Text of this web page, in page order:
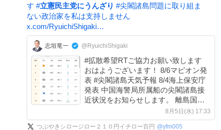
す #立憲民主党にうんざり #尖閣諸島問題に取り組ま
ない政治家を私は支持しません
x.com/RyuichiShigaki…
志垣竜一 @RyuichiShigaki
#拡散希望RTご協力お願い致します
おはようございます！ 8/6マピオン発
表 #尖閣諸島天気予報 8/4海上保安庁
発表 中国海警局所属船の尖閣諸島接
近状況をお知らせします。 離島国境
の危機を知り領土への関心を高めまし
ょう！ #尖閣諸島問題に取り組まない
8月5日(水) 17:33
つぶやきシロージロー２１０円イチロー百円 @yfm005